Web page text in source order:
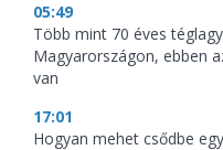
05:49
Több mint 70 éves
Magyarországon, ebben
van
17:01
Hogyan mehet csődbe